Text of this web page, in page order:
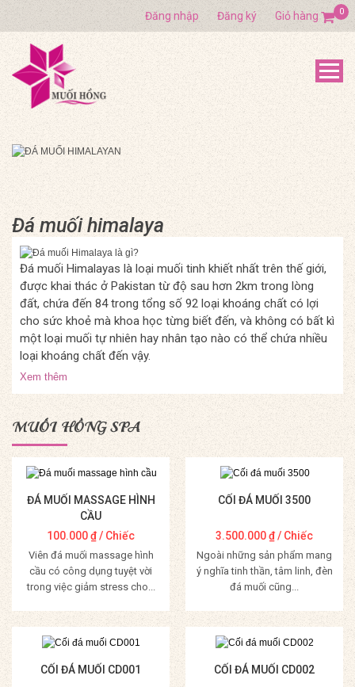
Đăng nhập Đăng ký Giỏ hàng 0
Đá muối himalaya
Đá muối Himalayas là loại muối tinh khiết nhất trên thế giới,
được khai thác ở Pakistan từ độ sau hơn 2km trong lòng
đất, chứa đến 84 trong tổng số 92 loại khoáng chất có lợi
cho sức khoẻ mà khoa học từng biết đến, và không có bất kì
một loại muối tự nhiên hay nhân tạo nào có thể chứa nhiều
loại khoáng chất đến vậy.
Xem thêm
MUỐI HỒNG SPA
ĐÁ MUỐI MASSAGE HÌNH
CẦU
100.000₫/ Chiếc
Viên đá muối massage hình
cầu có công dụng tuyệt vời
trong việc giảm stress cho...
Mua Hàng
CỐI ĐÁ MUỐI 3500
3.500.000₫/ Chiếc
Ngoài những sản phẩm mang
ý nghĩa tinh thần, tâm linh, đèn
đá muối cũng...
Mua Hàng
CỐI ĐÁ MUỐI CD001 CỐI ĐÁ MUỐI CD002